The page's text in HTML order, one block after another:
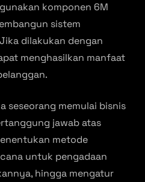
komponen 6M
sistem
dilakukan dengan
menghasilkan manfaat
seseorang memulai bisnis
jawab atas
metode
untuk pengadaan
hingga mengatur